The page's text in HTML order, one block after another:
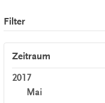
Filter
Zeitraum
2017
Mai